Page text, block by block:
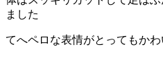
ました
てへペロな表情がとってもか